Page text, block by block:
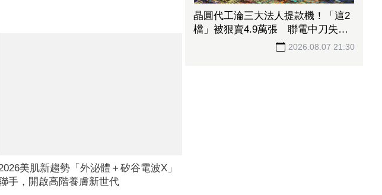
美肌新趨勢「外泌體＋矽谷電波X」
手，開啟高階養膚新世代
晶圓代工淪三大法人提款機！「這2
檔」被狠賣4.9萬張 聯電中刀失血
2026.08.07 21:30